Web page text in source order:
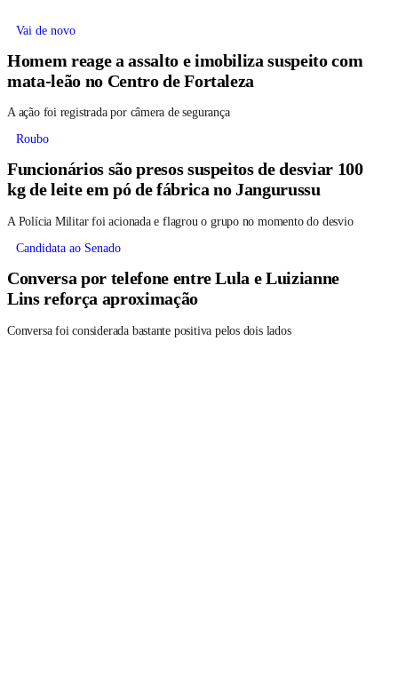
Vai de novo
Homem reage a assalto e imobiliza suspeito com
mata-leão no Centro de Fortaleza
A ação foi registrada por câmera de segurança
Roubo
Funcionários são presos suspeitos de desviar 100
kg de leite em pó de fábrica no Jangurussu
A Polícia Militar foi acionada e flagrou o grupo no momento do desvio
Candidata ao Senado
Conversa por telefone entre Lula e Luizianne
Lins reforça aproximação
Conversa foi considerada bastante positiva pelos dois lados